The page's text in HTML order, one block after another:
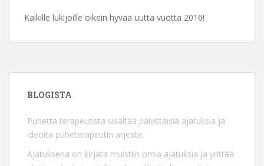
Kaikille lukijoille oikein hyvää uutta vuotta 2016!
BLOGISTA
Puhetta terapeutista sisältää päivittäisiä ajatuksia ja
ideoita puheterapeutin arjesta.
Ajatuksena on kirjata muistiin omia ajatuksia ja yrittää